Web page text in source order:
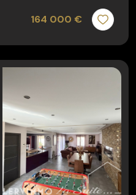
164 000 €